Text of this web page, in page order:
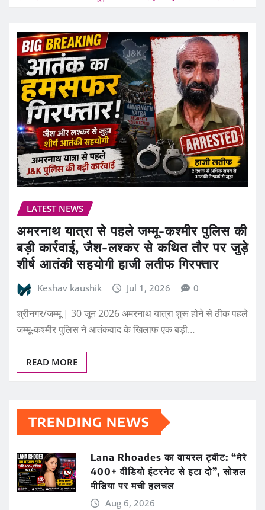
LATEST NEWS
अमरनाथ यात्रा से पहले जम्मू-कश्मीर पुलिस की
बड़ी कार्रवाई, जैश-लश्कर से कथित तौर पर जुड़े
शीर्ष आतंकी सहयोगी हाजी लतीफ गिरफ्तार
Keshav kaushik Jul 1, 2026 0
श्रीनगर/जम्मू | 30 जून 2026 अमरनाथ यात्रा शुरू होने से ठीक पहले
जम्मू-कश्मीर पुलिस ने आतंकवाद के खिलाफ एक बड़ी…
READ MORE
TRENDING NEWS
Lana Rhoades का वायरल ट्वीट: “मेरे
400+ वीडियो इंटरनेट से हटा दो”, सोशल
मीडिया पर मची हलचल
Aug 6, 2026